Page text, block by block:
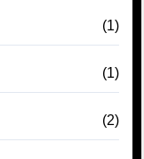
(1)
(1)
(2)